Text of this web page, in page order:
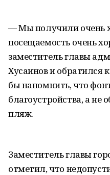
— Мы получили очень
посещаемость очень
заместитель главы
Хусаинов и обратился
бы напомнить, что
благоустройства, а
пляж.
Заместитель главы
отметил, что